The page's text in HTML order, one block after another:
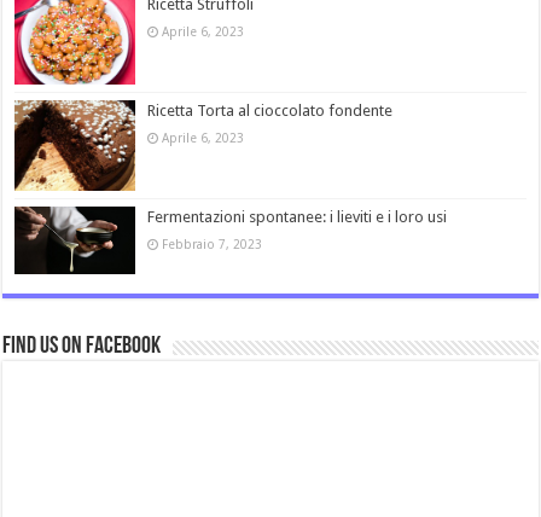
Ricetta Struffoli
Aprile 6, 2023
Ricetta Torta al cioccolato fondente
Aprile 6, 2023
Fermentazioni spontanee: i lieviti e i loro usi
Febbraio 7, 2023
Find us on Facebook